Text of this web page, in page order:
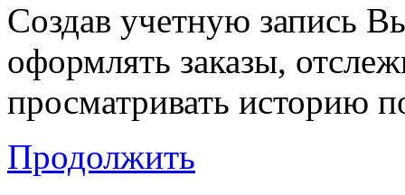
Создав учетную запись
оформлять заказы,
просматривать историю
Продолжить